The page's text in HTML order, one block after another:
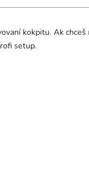
kokpitu. Ak
setup.